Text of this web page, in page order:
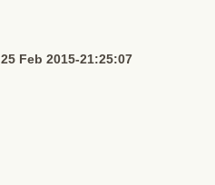
25 Feb 2015-21:25:07